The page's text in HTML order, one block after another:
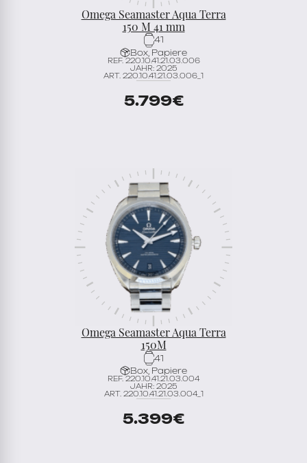
Omega Seamaster Aqua Terra
150 M 41 mm
41
Box, Papiere
REF. 220.10.41.21.03.006
JAHR: 2025
ART. 220.10.41.21.03.006_1
5.799€
Omega Seamaster Aqua Terra
150M
41
Box, Papiere
REF. 220.10.41.21.03.004
JAHR: 2025
ART. 220.10.41.21.03.004_1
5.399€